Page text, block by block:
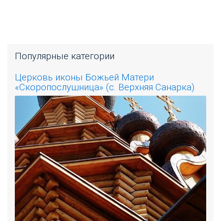
Популярные категории
Церковь иконы Божьей Матери
«Скоропослушница» (с. Верхняя Санарка)